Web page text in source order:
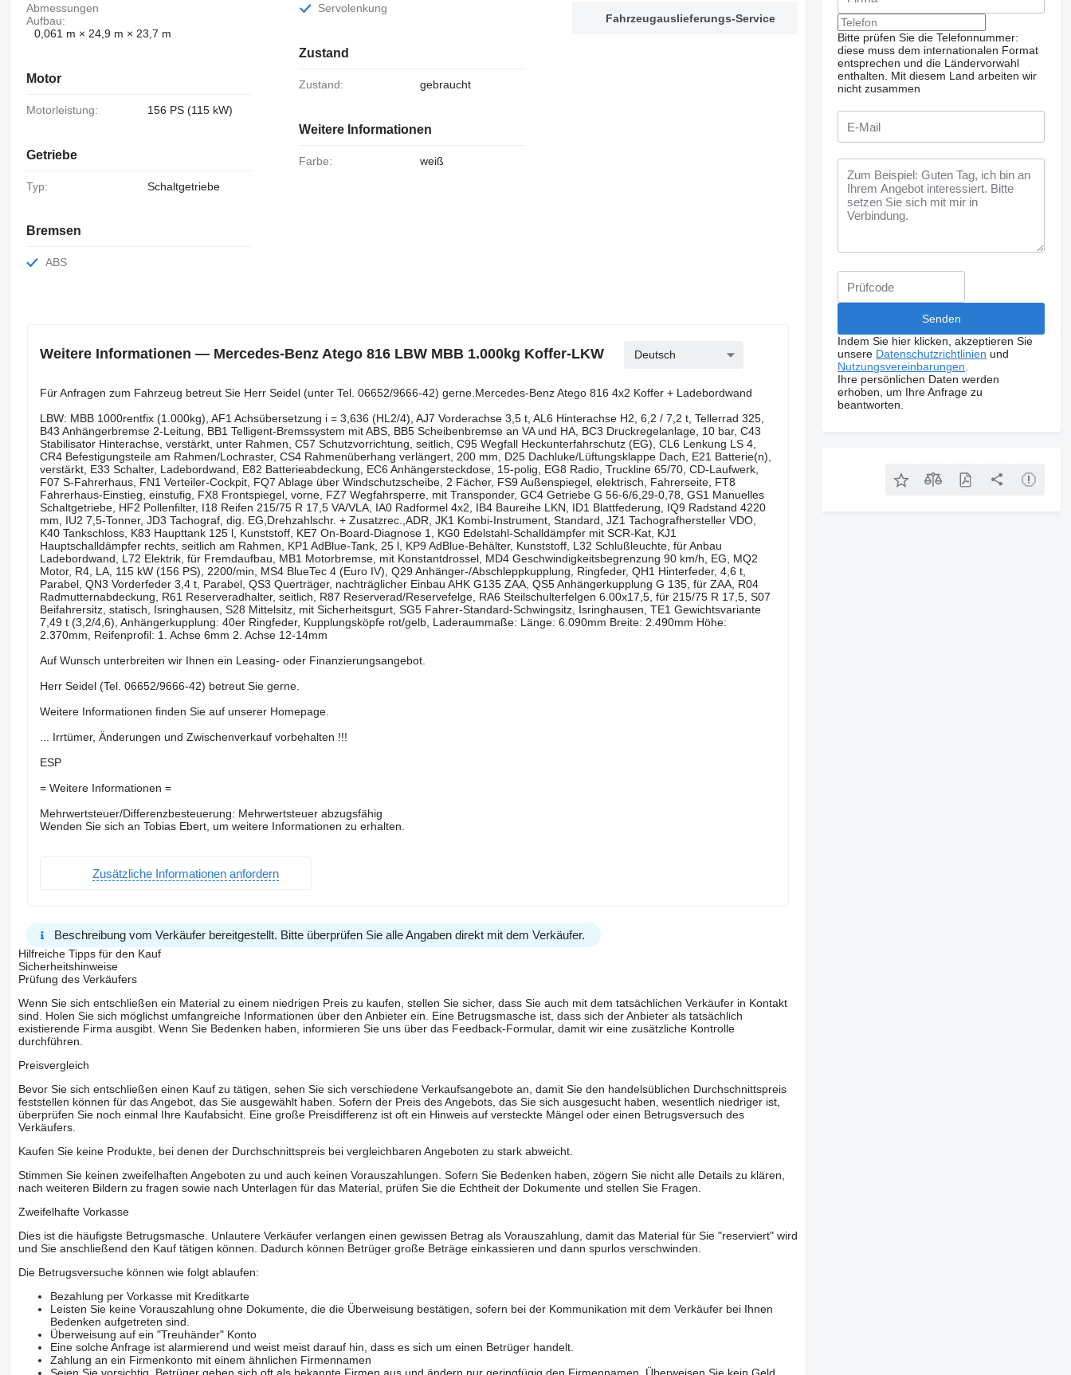
Abmessungen
Aufbau:
0,061 m × 24,9 m × 23,7 m
Motor
Motorleistung: 156 PS (115 kW)
Getriebe
Typ: Schaltgetriebe
Bremsen
ABS
Servolenkung
Zustand
Zustand: gebraucht
Weitere Informationen
Farbe: weiß
Fahrzeugauslieferungs-Service
Weitere Informationen — Mercedes-Benz Atego 816 LBW MBB 1.000kg Koffer-LKW Deutsch
Für Anfragen zum Fahrzeug betreut Sie Herr Seidel (unter Tel. 06652/9666-42) gerne.Mercedes-Benz Atego 816 4x2 Koffer + Ladebordwand
LBW: MBB 1000rentfix (1.000kg), AF1 Achsübersetzung i = 3,636 (HL2/4), AJ7 Vorderachse 3,5 t, AL6 Hinterachse H2, 6,2 / 7,2 t, Tellerrad 325,
B43 Anhängerbremse 2-Leitung, BB1 Telligent-Bremssystem mit ABS, BB5 Scheibenbremse an VA und HA, BC3 Druckregelanlage, 10 bar, C43
Stabilisator Hinterachse, verstärkt, unter Rahmen, C57 Schutzvorrichtung, seitlich, C95 Wegfall Heckunterfahrschutz (EG), CL6 Lenkung LS 4,
CR4 Befestigungsteile am Rahmen/Lochraster, CS4 Rahmenüberhang verlängert, 200 mm, D25 Dachluke/Lüftungsklappe Dach, E21 Batterie(n),
verstärkt, E33 Schalter, Ladebordwand, E82 Batterieabdeckung, EC6 Anhängersteckdose, 15-polig, EG8 Radio, Truckline 65/70, CD-Laufwerk,
F07 S-Fahrerhaus, FN1 Verteiler-Cockpit, FQ7 Ablage über Windschutzscheibe, 2 Fächer, FS9 Außenspiegel, elektrisch, Fahrerseite, FT8
Fahrerhaus-Einstieg, einstufig, FX8 Frontspiegel, vorne, FZ7 Wegfahrsperre, mit Transponder, GC4 Getriebe G 56-6/6,29-0,78, GS1 Manuelles
Schaltgetriebe, HF2 Pollenfilter, I18 Reifen 215/75 R 17,5 VA/VLA, IA0 Radformel 4x2, IB4 Baureihe LKN, ID1 Blattfederung, IQ9 Radstand 4220
mm, IU2 7,5-Tonner, JD3 Tachograf, dig. EG,Drehzahlschr. + Zusatzrec.,ADR, JK1 Kombi-Instrument, Standard, JZ1 Tachografhersteller VDO,
K40 Tankschloss, K83 Haupttank 125 l, Kunststoff, KE7 On-Board-Diagnose 1, KG0 Edelstahl-Schalldämpfer mit SCR-Kat, KJ1
Hauptschalldämpfer rechts, seitlich am Rahmen, KP1 AdBlue-Tank, 25 l, KP9 AdBlue-Behälter, Kunststoff, L32 Schlußleuchte, für Anbau
Ladebordwand, L72 Elektrik, für Fremdaufbau, MB1 Motorbremse, mit Konstantdrossel, MD4 Geschwindigkeitsbegrenzung 90 km/h, EG, MQ2
Motor, R4, LA, 115 kW (156 PS), 2200/min, MS4 BlueTec 4 (Euro IV), Q29 Anhänger-/Abschleppkupplung, Ringfeder, QH1 Hinterfeder, 4,6 t,
Parabel, QN3 Vorderfeder 3,4 t, Parabel, QS3 Querträger, nachträglicher Einbau AHK G135 ZAA, QS5 Anhängerkupplung G 135, für ZAA, R04
Radmutternabdeckung, R61 Reserveradhalter, seitlich, R87 Reserverad/Reservefelge, RA6 Steilschulterfelgen 6.00x17,5, für 215/75 R 17,5, S07
Beifahrersitz, statisch, Isringhausen, S28 Mittelsitz, mit Sicherheitsgurt, SG5 Fahrer-Standard-Schwingsitz, Isringhausen, TE1 Gewichtsvariante
7,49 t (3,2/4,6), Anhängerkupplung: 40er Ringfeder, Kupplungsköpfe rot/gelb, Laderaummaße: Länge: 6.090mm Breite: 2.490mm Höhe:
2.370mm, Reifenprofil: 1. Achse 6mm 2. Achse 12-14mm
Auf Wunsch unterbreiten wir Ihnen ein Leasing- oder Finanzierungsangebot.
Herr Seidel (Tel. 06652/9666-42) betreut Sie gerne.
Weitere Informationen finden Sie auf unserer Homepage.
... Irrtümer, Änderungen und Zwischenverkauf vorbehalten !!!
ESP
= Weitere Informationen =
Mehrwertsteuer/Differenzbesteuerung: Mehrwertsteuer abzugsfähig
Wenden Sie sich an Tobias Ebert, um weitere Informationen zu erhalten.
Zusätzliche Informationen anfordern
Beschreibung vom Verkäufer bereitgestellt. Bitte überprüfen Sie alle Angaben direkt mit dem Verkäufer.
Hilfreiche Tipps für den Kauf
Sicherheitshinweise
Prüfung des Verkäufers
Wenn Sie sich entschließen ein Material zu einem niedrigen Preis zu kaufen, stellen Sie sicher, dass Sie auch mit dem tatsächlichen Verkäufer in Kontakt
sind. Holen Sie sich möglichst umfangreiche Informationen über den Anbieter ein. Eine Betrugsmasche ist, dass sich der Anbieter als tatsächlich
existierende Firma ausgibt. Wenn Sie Bedenken haben, informieren Sie uns über das Feedback-Formular, damit wir eine zusätzliche Kontrolle
durchführen.
Preisvergleich
Bevor Sie sich entschließen einen Kauf zu tätigen, sehen Sie sich verschiedene Verkaufsangebote an, damit Sie den handelsüblichen Durchschnittspreis
feststellen können für das Angebot, das Sie ausgewählt haben. Sofern der Preis des Angebots, das Sie sich ausgesucht haben, wesentlich niedriger ist,
überprüfen Sie noch einmal Ihre Kaufabsicht. Eine große Preisdifferenz ist oft ein Hinweis auf versteckte Mängel oder einen Betrugsversuch des
Verkäufers.
Kaufen Sie keine Produkte, bei denen der Durchschnittspreis bei vergleichbaren Angeboten zu stark abweicht.
Stimmen Sie keinen zweifelhaften Angeboten zu und auch keinen Vorauszahlungen. Sofern Sie Bedenken haben, zögern Sie nicht alle Details zu klären,
nach weiteren Bildern zu fragen sowie nach Unterlagen für das Material, prüfen Sie die Echtheit der Dokumente und stellen Sie Fragen.
Zweifelhafte Vorkasse
Dies ist die häufigste Betrugsmasche. Unlautere Verkäufer verlangen einen gewissen Betrag als Vorauszahlung, damit das Material für Sie "reserviert" wird
und Sie anschließend den Kauf tätigen können. Dadurch können Betrüger große Beträge einkassieren und dann spurlos verschwinden.
Die Betrugsversuche können wie folgt ablaufen:
Bezahlung per Vorkasse mit Kreditkarte
Leisten Sie keine Vorauszahlung ohne Dokumente, die die Überweisung bestätigen, sofern bei der Kommunikation mit dem Verkäufer bei Ihnen
Bedenken aufgetreten sind.
Überweisung auf ein "Treuhänder" Konto
Eine solche Anfrage ist alarmierend und weist meist darauf hin, dass es sich um einen Betrüger handelt.
Zahlung an ein Firmenkonto mit einem ähnlichen Firmennamen
Bitte prüfen Sie die Telefonnummer:
diese muss dem internationalen Format
entsprechen und die Ländervorwahl
enthalten.
Mit diesem Land arbeiten wir
nicht zusammen
Indem Sie hier klicken, akzeptieren Sie
unsere Datenschutzrichtlinien und
Nutzungsvereinbarungen
Ihre persönlichen Daten werden
erhoben, um Ihre Anfrage zu
beantworten.